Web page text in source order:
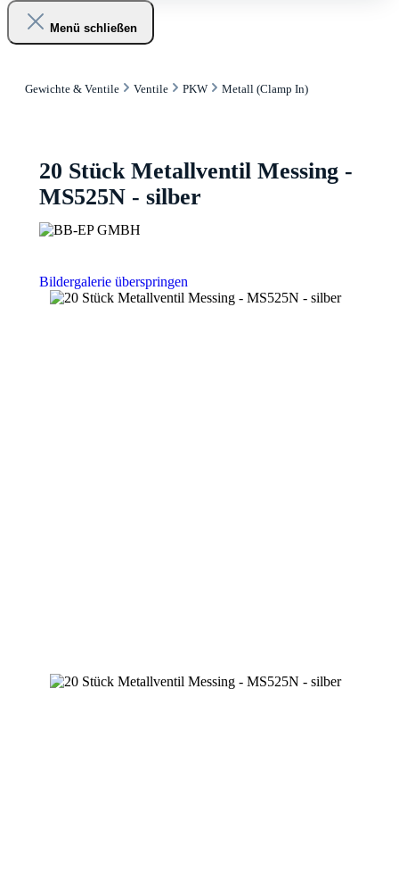
Menü schließen
Gewichte & Ventile Ventile PKW Metall (Clamp In)
20 Stück Metallventil Messing -
MS525N - silber
Bildergalerie überspringen